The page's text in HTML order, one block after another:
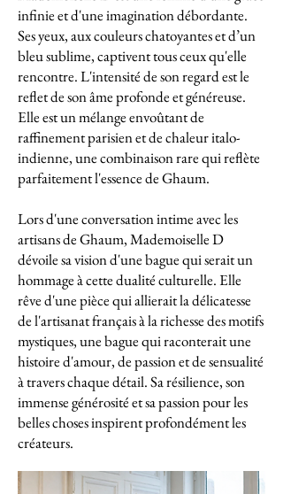
infinie et d'une imagination débordante.
Ses yeux, aux couleurs chatoyantes et d’un
bleu sublime, captivent tous ceux qu'elle
rencontre. L'intensité de son regard est le
reflet de son âme profonde et généreuse.
Elle est un mélange envoûtant de
raffinement parisien et de chaleur italo-
indienne, une combinaison rare qui reflète
parfaitement l'essence de Ghaum.
Lors d'une conversation intime avec les
artisans de Ghaum, Mademoiselle D
dévoile sa vision d'une bague qui serait un
hommage à cette dualité culturelle. Elle
rêve d'une pièce qui allierait la délicatesse
de l'artisanat français à la richesse des motifs
mystiques, une bague qui raconterait une
histoire d'amour, de passion et de sensualité
à travers chaque détail. Sa résilience, son
immense générosité et sa passion pour les
belles choses inspirent profondément les
créateurs.